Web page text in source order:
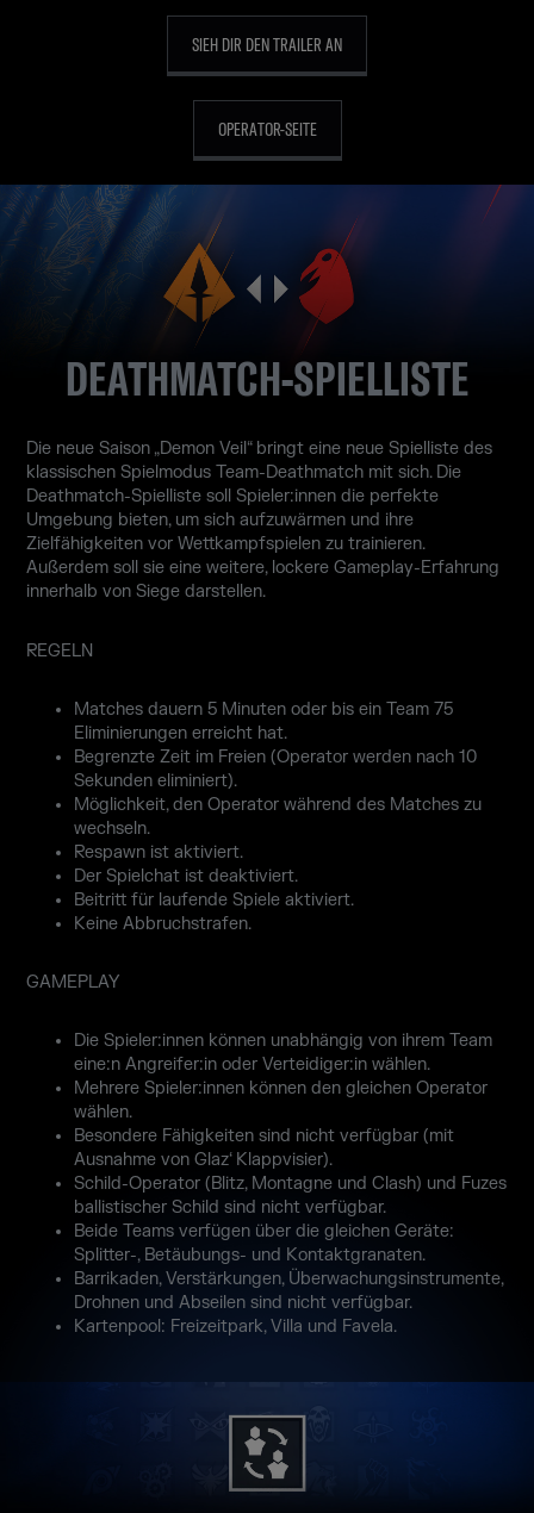
SIEH DIR DEN TRAILER AN
OPERATOR-SEITE
DEATHMATCH-SPIELLISTE
Die neue Saison „Demon Veil“ bringt eine neue Spielliste des
klassischen Spielmodus Team-Deathmatch mit sich. Die
Deathmatch-Spielliste soll Spieler:innen die perfekte
Umgebung bieten, um sich aufzuwärmen und ihre
Zielfähigkeiten vor Wettkampfspielen zu trainieren.
Außerdem soll sie eine weitere, lockere Gameplay-Erfahrung
innerhalb von Siege darstellen.
REGELN
Matches dauern 5 Minuten oder bis ein Team 75
Eliminierungen erreicht hat.
Begrenzte Zeit im Freien (Operator werden nach 10
Sekunden eliminiert).
Möglichkeit, den Operator während des Matches zu
wechseln.
Respawn ist aktiviert.
Der Spielchat ist deaktiviert.
Beitritt für laufende Spiele aktiviert.
Keine Abbruchstrafen.
GAMEPLAY
Die Spieler:innen können unabhängig von ihrem Team
eine:n Angreifer:in oder Verteidiger:in wählen.
Mehrere Spieler:innen können den gleichen Operator
wählen.
Besondere Fähigkeiten sind nicht verfügbar (mit
Ausnahme von Glaz‘ Klappvisier).
Schild-Operator (Blitz, Montagne und Clash) und Fuzes
ballistischer Schild sind nicht verfügbar.
Beide Teams verfügen über die gleichen Geräte:
Splitter-, Betäubungs- und Kontaktgranaten.
Barrikaden, Verstärkungen, Überwachungsinstrumente,
Drohnen und Abseilen sind nicht verfügbar.
Kartenpool: Freizeitpark, Villa und Favela.